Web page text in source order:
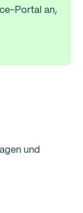
Portal an,
und